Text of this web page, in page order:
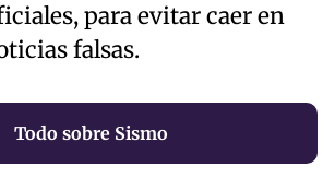
para evitar caer en
falsas.
Todo sobre Sismo